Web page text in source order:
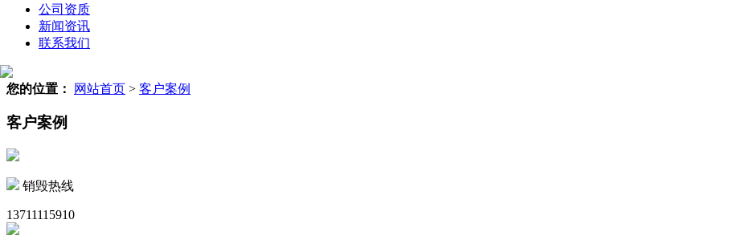
公司资质
新闻资讯
联系我们
您的位置： 网站首页 > 客户案例
客户案例
销毁热线
13711115910